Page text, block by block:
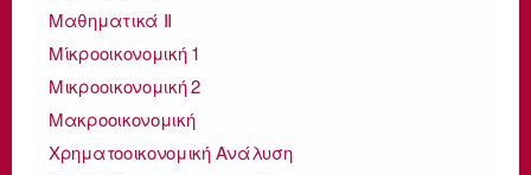
Μαθηματικά ΙΙ
Μίκροοικονομική 1
Μικροοικονομική 2
Μακροοικονομική
Χρηματοοικονομική Ανάλυση